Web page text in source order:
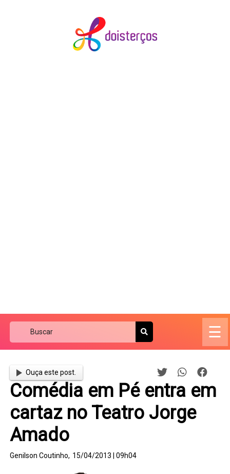
☰
Ouça este post.
Comédia em Pé entra em
cartaz no Teatro Jorge
Amado
Genilson Coutinho, 15/04/2013 | 09h04